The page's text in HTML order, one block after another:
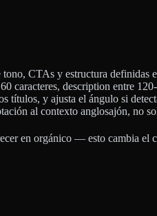
CTAs y estructura
caracteres, description entre
títulos, y ajusta el ángulo si
al contexto anglosajón, no
en orgánico — esto cambia el